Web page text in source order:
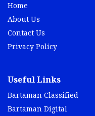
Home
About Us
Contact Us
Privacy Policy
Useful Links
Bartaman Classified
Bartaman Digital